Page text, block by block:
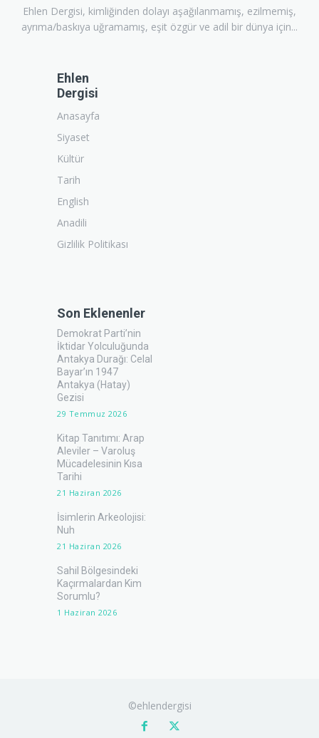
Ehlen Dergisi, kimliğinden dolayı aşağılanmamış, ezilmemiş,
ayrıma/baskıya uğramamış, eşit özgür ve adil bir dünya için...
Ehlen
Dergisi
Anasayfa
Siyaset
Kültür
Tarih
English
Anadili
Gizlilik Politikası
Son Eklenenler
Demokrat Parti’nin
İktidar Yolculuğunda
Antakya Durağı: Celal
Bayar’ın 1947
Antakya (Hatay)
Gezisi
29 Temmuz 2026
Kitap Tanıtımı: Arap
Aleviler – Varoluş
Mücadelesinin Kısa
Tarihi
21 Haziran 2026
İsimlerin Arkeolojisi:
Nuh
21 Haziran 2026
Sahil Bölgesindeki
Kaçırmalardan Kim
Sorumlu?
1 Haziran 2026
©ehlendergisi